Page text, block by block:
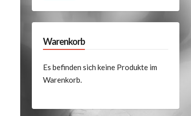
Warenkorb
Es befinden sich keine Produkte im
Warenkorb.